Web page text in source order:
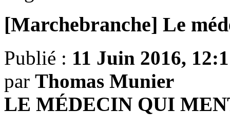
[Marchebranche] Le
Publié : 11 Juin 2016,
par Thomas Munier
LE MÉDECIN QUI